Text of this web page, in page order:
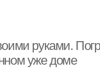
руками.
уже доме